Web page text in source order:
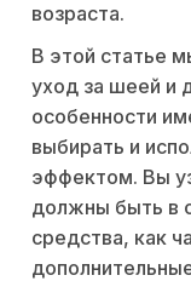
возраста.
В этой статье
уход за шеей и
особенности
выбирать и
эффектом. Вы
должны быть в
средства, как